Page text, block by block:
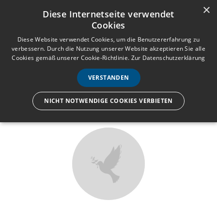
Anmelden Registrieren
e
n
ü
Wir lassen nur die Hand los,
×
Diese Internetseite verwendet
Cookies
Diese Website verwendet Cookies, um die Benutzererfahrung zu
verbessern. Durch die Nutzung unserer Website akzeptieren Sie alle
Cookies gemäß unserer Cookie-Richtlinie. Zur Datenschutzerklärung
VERSTANDEN
NICHT NOTWENDIGE COOKIES VERBIETEN